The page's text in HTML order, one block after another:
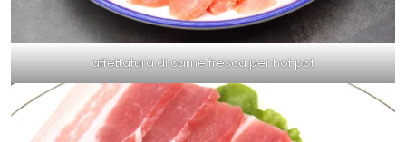
affettatura di carne fresca per hot pot